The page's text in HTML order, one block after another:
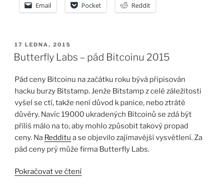
blockchainu“
Email Pocket Reddit
PUBLIKOVÁNO
17 LEDNA, 2015
Butterfly Labs – pád Bitcoinu 2015
Pád ceny Bitcoinu na začátku roku bývá připisován
hacku burzy Bitstamp. Jenže Bitstamp z celé záležitosti
vyšel se ctí, takže není důvod k panice, nebo ztrátě
důvěry. Navíc 19000 ukradených Bitcoinů se zdá být
příliš málo na to, aby mohlo způsobit takový propad
ceny. Na Redditu a se objevilo zajímavější vysvětlení. Za
pád ceny prý může firma Butterfly Labs.
Pokračovat ve čtení„Butterfly